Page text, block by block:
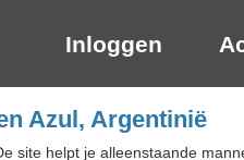
Inloggen
Azul, Argentinië
site helpt je alleenstaande